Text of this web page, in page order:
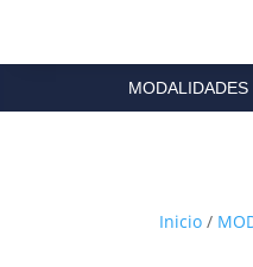
MODALIDADES
Inicio /